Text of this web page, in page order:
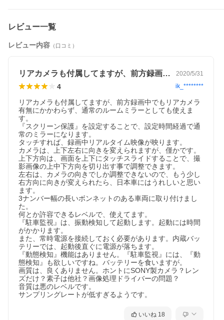
【簡単取付け】
ドを車のシガーソケットに接続します。
バックカメラを車のリアガラスまたは、ナンバープレート上に設
約30分で取り付けることができます。(※個人差あり)
【セット内容】
・ドライブレコーダー本体x1
・リアカメラx1
・リアカメラ配線(6m)/バック連動線(1.1m)x1
・シガーソケット配線 (電源線) (3.5m)x1
・ミラー取付けバンドx2
・リアカメラ取付セットx1
・取扱説明書x1(電子版日本語説明書は詳細写真にあるQRコード
より)
【注意事項】
・純正品ではなく、様々な車種に対応する汎用の社外品なので、
取り付けの際、車種による一部加工が必要になる場合がございま
す。
・車種、年式、型式が一致していても、車種別適合の情報と異な
る場合があり、必ずご購入前に車両のフロントカメラとリアカメ
ラの取付スペースをご確認ください。
・細心の注意を払い、正確に保つよう努めておりますが、万一、
実際の車両に装着される際にフロントカメラとリアカメラの取付
スペースが異なっていた場合、弊社では一切の保証はいたしませ
ん。
・車載テレビ、ラジオ等の電子機器にノイズ干渉する場合があり
ますので、取り付けの前に必ず動作確認を行ってください。
取り付けについてはサポートしておりませんので、整備工場やデ
ィーラーにて行ってください。車検基準適合品ですが、車検保証
まではできかねます。
・正しく装着をされなかった場合の事故や不具合に関し、当社は
いかなる理由に関わらず、保証対応外となり、一切の責任を負い
・加工、取付ミスの場合は、いかなる理由でも返品・交換は出来
レビュー一覧
レビュー内容 （口コミ）
リアカメラも付属してますが、前方録画中… 2020/5/31
4 ik_********
リアカメラも付属してますが、前方録画中でもリアカメラ
有無にかかわらず、通常のルームミラーとしても使えま
す。
『スクリーン保護』を設定することで、設定時間経過で通
常のミラーになります。
タッチすれば、録画中リアルタイム映像が映ります。
カメラは、上下左右に向きを変えられますが、僅かです。
上下方向は、画面を上下にタッチスライドすることで、撮
影画像の上中下方向を切り出す事で調整できます。
左右は、カメラの向きでしか調整できないので、もう少し
右方向に向きが変えられたら、日本車にはうれしいと思い
ます。
3ナンバー幅の長いボンネットのある車両に取り付けまし
た。
何とか許容できるレベルで、使えてます。
『駐車監視』は、振動検知して起動します。起動には時間
がかかります。
また、常時電源を接続しておく必要があります。内蔵バッ
テリーでは、起動後直ぐに電源が落ちます。
『動態検知』機能はありません。『駐車監視』には、『動
態検知』も欲しいですね。バッテリーを食いますが。
画質は、良くありません。ホントにSONY製カメラ？レン
ズだけ？素子は他社？画像処理ドライバーの問題？
音質は悪のレベルです。
サンプリングレートが低すぎるようです。
いいね 18